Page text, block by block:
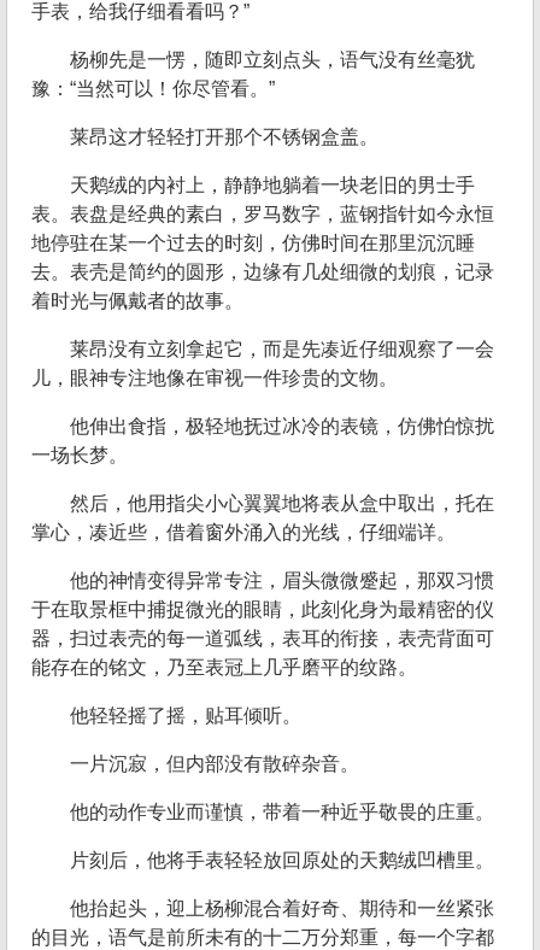
手表，给我仔细看看吗？”
杨柳先是一愣，随即立刻点头，语气没有丝毫犹
豫：“当然可以！你尽管看。”
莱昂这才轻轻打开那个不锈钢盒盖。
天鹅绒的内衬上，静静地躺着一块老旧的男士手
表。表盘是经典的素白，罗马数字，蓝钢指针如今永恒
地停驻在某一个过去的时刻，仿佛时间在那里沉沉睡
去。表壳是简约的圆形，边缘有几处细微的划痕，记录
着时光与佩戴者的故事。
莱昂没有立刻拿起它，而是先凑近仔细观察了一会
儿，眼神专注地像在审视一件珍贵的文物。
他伸出食指，极轻地抚过冰冷的表镜，仿佛怕惊扰
一场长梦。
然后，他用指尖小心翼翼地将表从盒中取出，托在
掌心，凑近些，借着窗外涌入的光线，仔细端详。
他的神情变得异常专注，眉头微微蹙起，那双习惯
于在取景框中捕捉微光的眼睛，此刻化身为最精密的仪
器，扫过表壳的每一道弧线，表耳的衔接，表壳背面可
能存在的铭文，乃至表冠上几乎磨平的纹路。
他轻轻摇了摇，贴耳倾听。
一片沉寂，但内部没有散碎杂音。
他的动作专业而谨慎，带着一种近乎敬畏的庄重。
片刻后，他将手表轻轻放回原处的天鹅绒凹槽里。
他抬起头，迎上杨柳混合着好奇、期待和一丝紧张
的目光，语气是前所未有的十二万分郑重，每一个字都